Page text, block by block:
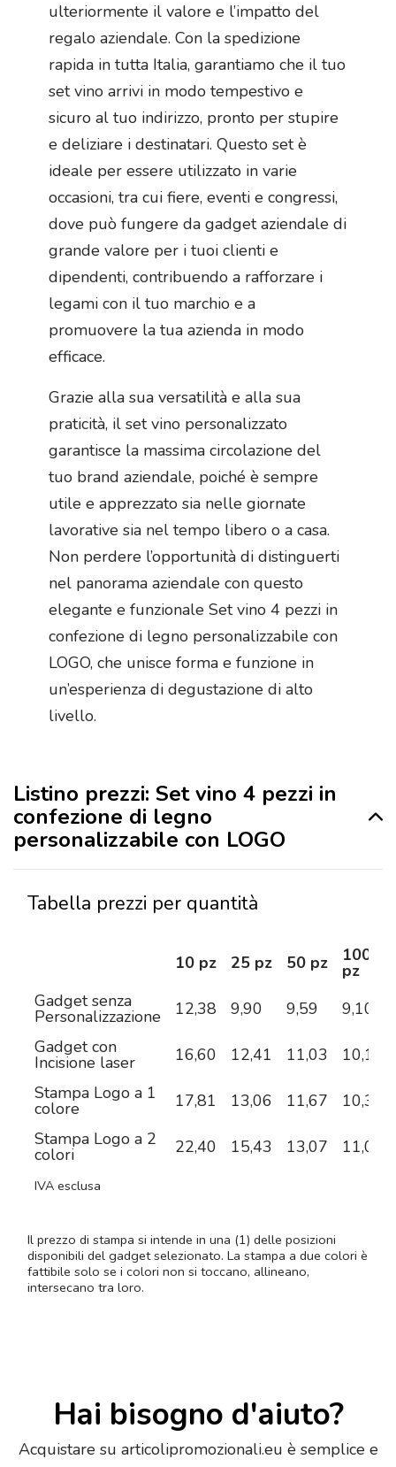
ulteriormente il valore e l’impatto del
regalo aziendale. Con la spedizione
rapida in tutta Italia, garantiamo che il tuo
set vino arrivi in modo tempestivo e
sicuro al tuo indirizzo, pronto per stupire
e deliziare i destinatari. Questo set è
ideale per essere utilizzato in varie
occasioni, tra cui fiere, eventi e congressi,
dove può fungere da gadget aziendale di
grande valore per i tuoi clienti e
dipendenti, contribuendo a rafforzare i
legami con il tuo marchio e a
promuovere la tua azienda in modo
efficace.
Grazie alla sua versatilità e alla sua
praticità, il set vino personalizzato
garantisce la massima circolazione del
tuo brand aziendale, poiché è sempre
utile e apprezzato sia nelle giornate
lavorative sia nel tempo libero o a casa.
Non perdere l’opportunità di distinguerti
nel panorama aziendale con questo
elegante e funzionale Set vino 4 pezzi in
confezione di legno personalizzabile con
LOGO, che unisce forma e funzione in
un’esperienza di degustazione di alto
livello.
Listino prezzi: Set vino 4 pezzi in
confezione di legno
personalizzabile con LOGO
Tabella prezzi per quantità
10 pz 25 pz 50 pz 100
pz
Gadget senza
Personalizzazione 12,38 9,90 9,59
9,10
Gadget con
Incisione laser 16,60 12,41 11,03
10,11
Stampa Logo a 1
colore 17,81 13,06 11,67
10,31
Stampa Logo a 2
colori 22,40 15,43 13,07 11,04
IVA esclusa
Il prezzo di stampa si intende in una (1) delle posizioni
disponibili del gadget selezionato. La stampa a due colori è
fattibile solo se i colori non si toccano, allineano,
intersecano tra loro.
Hai bisogno d'aiuto?
Acquistare su articolipromozionali.eu è semplice e